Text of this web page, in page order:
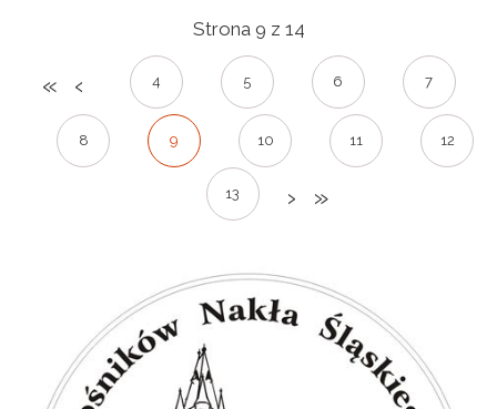
Strona 9 z 14
4 5 6 7
8 9 10 11 12
13